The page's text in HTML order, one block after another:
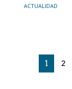
ACTUALIDAD
1 2